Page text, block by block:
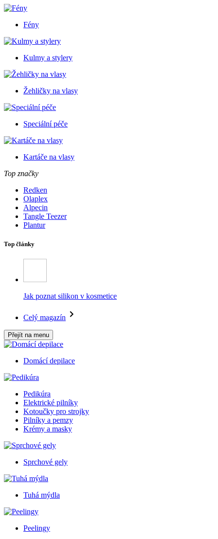
Fény
Kulmy a stylery
Žehličky na vlasy
Speciální péče
Kartáče na vlasy
Top značky
Redken
Olaplex
Alpecin
Tangle Teezer
Plantur
Top články
Jak poznat silikon v kosmetice
Celý magazín
Přejít na menu
Domácí depilace
Pedikúra
Elektrické pilníky
Kotoučky pro strojky
Pilníky a pemzy
Krémy a masky
Sprchové gely
Tuhá mýdla
Peelingy